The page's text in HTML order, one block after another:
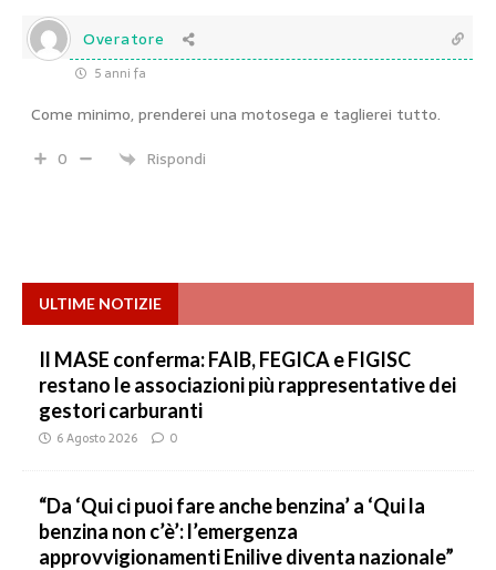
Overatore
5 anni fa
Come minimo, prenderei una motosega e taglierei tutto.
0
Rispondi
ULTIME NOTIZIE
Il MASE conferma: FAIB, FEGICA e FIGISC
restano le associazioni più rappresentative dei
gestori carburanti
6 Agosto 2026 0
“Da ‘Qui ci puoi fare anche benzina’ a ‘Qui la
benzina non c’è’: l’emergenza
approvvigionamenti Enilive diventa nazionale”